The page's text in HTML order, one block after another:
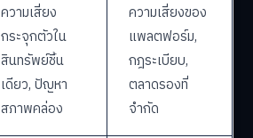
ความเสี่ยง
กระจุกตัวใน
สินทรัพย์ชิ้น
เดียว, ปัญหา
สภาพคล่อง
ความเสี่ยงของ
แพลตฟอร์ม,
กฎระเบียบ,
ตลาดรองที่
จำกัด